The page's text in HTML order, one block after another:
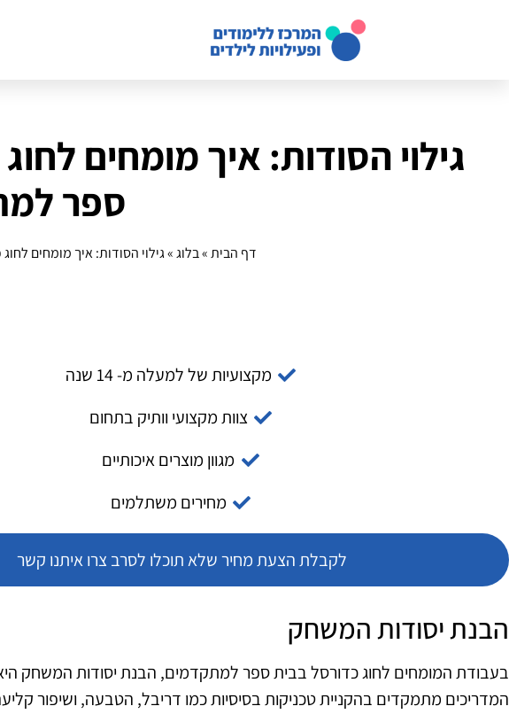
גילוי הסודות: איך מומחים
ספר
דף הבית»בלוג»גילוי הסודות: איך מומחים
מקצועיות של למעלה מ- 14 שנה
צוות מקצועי וותיק בתחום
מגוון מוצרים איכותיים
מחירים משתלמים
לקבלת הצעת מחיר שלא תוכלו לסרב צרו איתנו קשר
הבנת יסודות המשחק
בעבודת המומחים לחוג כדורסל בבית ספר למתקדמים, הבנת יסודות המשחק
המדריכים מתמקדים בהקניית טכניקות בסיסיות כמו דריבל, הטבעה, ושיפור